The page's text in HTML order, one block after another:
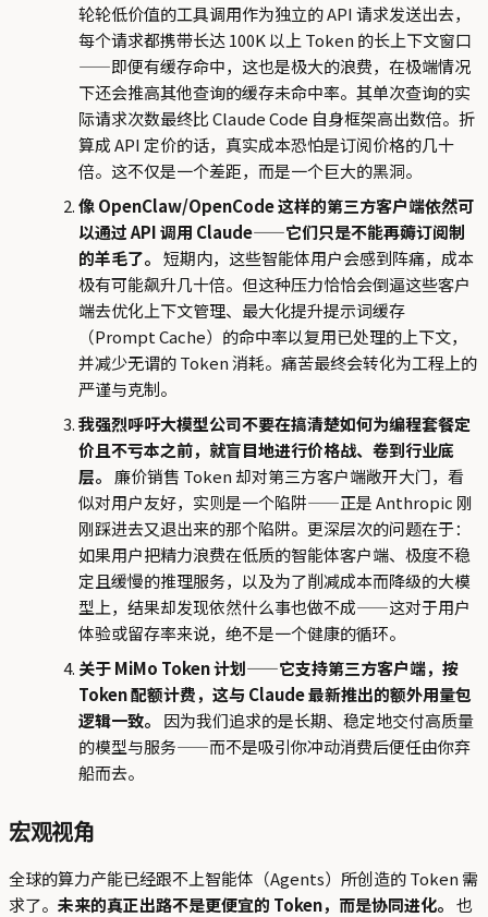
轮轮低价值的工具调用作为独立的 API 请求发送出去，
每个请求都携带长达 100K 以上 Token 的长上下文窗口
——即便有缓存命中，这也是极大的浪费，在极端情况
下还会推高其他查询的缓存未命中率。其单次查询的实
际请求次数最终比 Claude Code 自身框架高出数倍。折
算成 API 定价的话，真实成本恐怕是订阅价格的几十
倍。这不仅是一个差距，而是一个巨大的黑洞。
像 OpenClaw/OpenCode 这样的第三方客户端依然可
以通过 API 调用 Claude——它们只是不能再薅订阅制
的羊毛了。 短期内，这些智能体用户会感到阵痛，成本
极有可能飙升几十倍。但这种压力恰恰会倒逼这些客户
端去优化上下文管理、最大化提升提示词缓存
（Prompt Cache）的命中率以复用已处理的上下文，
并减少无谓的 Token 消耗。痛苦最终会转化为工程上的
严谨与克制。
我强烈呼吁大模型公司不要在搞清楚如何为编程套餐定
价且不亏本之前，就盲目地进行价格战、卷到行业底
层。
廉价销售 Token 却对第三方客户端敞开大门，看
似对用户友好，实则是一个陷阱——正是 Anthropic 刚
刚踩进去又退出来的那个陷阱。更深层次的问题在于：
如果用户把精力浪费在低质的智能体客户端、极度不稳
定且缓慢的推理服务，以及为了削减成本而降级的大模
型上，结果却发现依然什么事也做不成——这对于用户
体验或留存率来说，绝不是一个健康的循环。
关于 MiMo Token 计划——它支持第三方客户端，按
Token 配额计费，这与 Claude 最新推出的额外用量包
逻辑一致。
因为我们追求的是长期、稳定地交付高质量
的模型与服务——而不是吸引你冲动消费后便任由你弃
船而去。
宏观视角
全球的算力产能已经跟不上智能体（Agents）所创造的 Token 需
求了。 未来的真正出路不是更便宜的 Token，而是协同进化。 也